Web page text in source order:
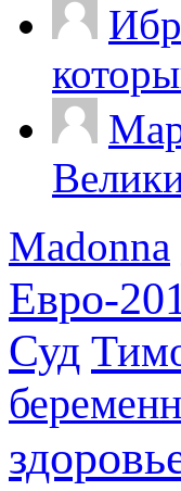
Madonna
Евро-
Суд